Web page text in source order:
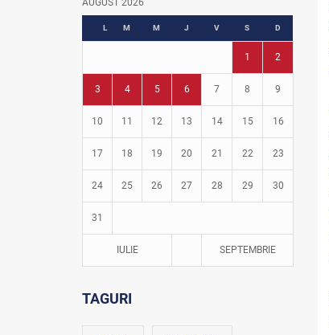
Fotbal în grădinițe
AUGUST 2026
L M M J V S D
1 2
3 4 5 6 7 8 9
10 11 12 13 14 15 16
17 18 19 20 21 22 23
24 25 26 27 28 29 30
31
IULIE SEPTEMBRIE
TAGURI